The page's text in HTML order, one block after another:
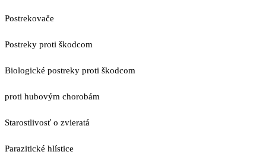
Postrekovače
Postreky proti škodcom
Biologické postreky proti škodcom
proti hubovým chorobám
Starostlivosť o zvieratá
Parazitické hlístice